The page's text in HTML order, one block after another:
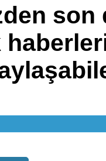
son